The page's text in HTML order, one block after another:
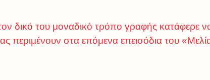
δικό του μοναδικό τρόπο γραφής κατάφερε
περιμένουν στα επόμενα επεισόδια του